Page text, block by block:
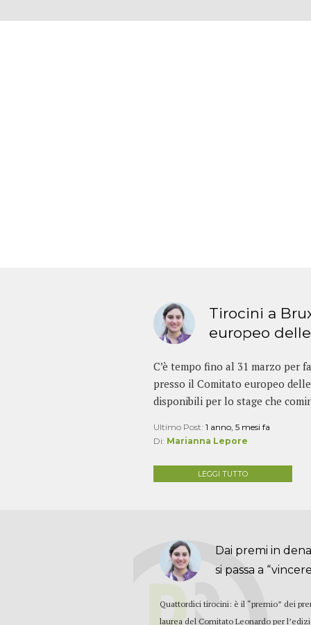
Tirocini a
europeo
C’è tempo fino al 31 marzo per
presso il Comitato europeo
disponibili per lo stage che
Ultimo Post: 1 anno, 5 mesi fa
Di: Marianna Lepore
LEGGI TUTTO
Dai premi in
si passa a
Quattordici tirocini: è il “premio” dei
laurea del Comitato Leonardo per